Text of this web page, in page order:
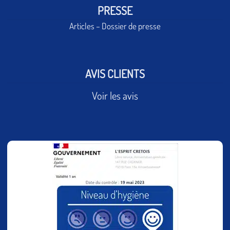
PRESSE
Articles – Dossier de presse
AVIS CLIENTS
Voir les avis